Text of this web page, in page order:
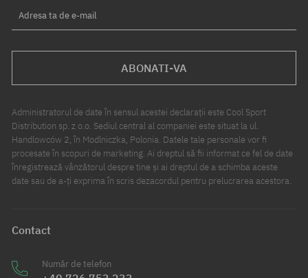
Adresa ta de e-mail
ABONATI-VA
Administratorul de date în sensul acestei declarații este Cool Sport
Distribution sp. z o.o. Sediul central al companiei este situat la ul.
Handlowców 2, în Modlniczka, Polonia. Datele tale personale vor fi
procesate în scopuri de marketing. Ai dreptul să fii informat ce fel de date
înregistrează vânzătorul despre tine și ai dreptul de a schimba aceste
date sau de a-ți exprima în scris dezacordul pentru prelucrarea acestora.
Contact
Număr de telefon